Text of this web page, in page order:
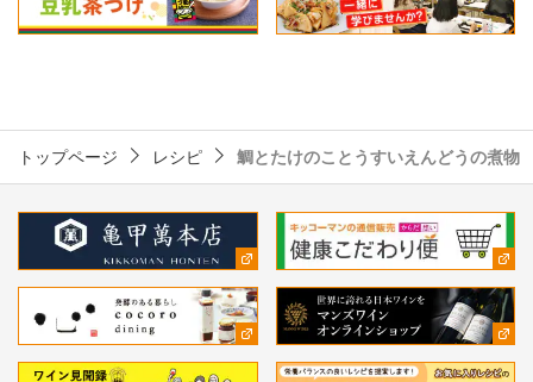
トップページ レシピ 鯛とたけのことうすいえんどうの煮物